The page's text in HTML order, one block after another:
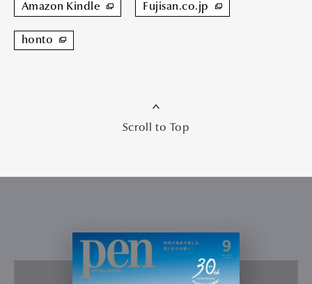
Amazon Kindle Fujisan.co.jp
honto
Scroll to Top